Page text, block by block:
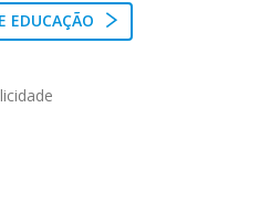
EDUCAÇÃO